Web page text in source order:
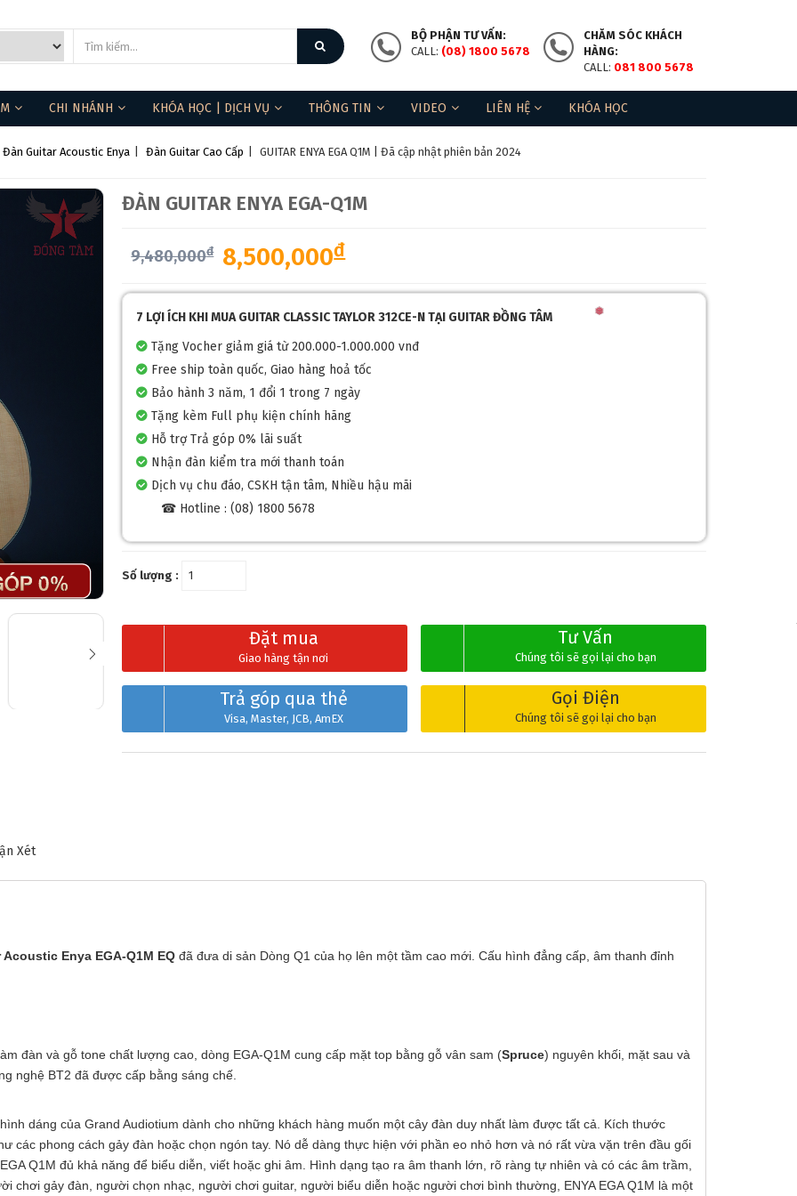
BỘ PHẬN TƯ VẤN:
CALL: (08) 1800 5678
CHĂM SÓC KHÁCH
HÀNG:
CALL: 081 800 5678
CHI NHÁNH KHÓA HỌC | DỊCH VỤ THÔNG TIN VIDEO LIÊN HỆ KHÓA HỌC
❄
❅
Đàn Guitar Acoustic Enya Đàn Guitar Cao Cấp GUITAR ENYA EGA Q1M | Đã cập nhật phiên bản 2024
ĐÀN GUITAR ENYA EGA-Q1M
9,480,000đ 8,500,000đ
7 LỢI ÍCH KHI MUA GUITAR CLASSIC TAYLOR 312CE-N TẠI GUITAR ĐỒNG TÂM
Tặng Vocher giảm giá từ 200.000-1.000.000 vnđ
Free ship toàn quốc, Giao hàng hoả tốc
Bảo hành 3 năm, 1 đổi 1 trong 7 ngày
Tặng kèm Full phụ kiện chính hãng
Hỗ trợ Trả góp 0% lãi suất
Nhận đàn kiểm tra mới thanh toán
Dịch vụ chu đáo, CSKH tận tâm, Nhiều hậu mãi
☎ Hotline : (08) 1800 5678
Số lượng :
Đặt mua
Giao hàng tận nơi
Tư Vấn
Chúng tôi sẽ gọi lại cho bạn
Trả góp qua thẻ
Visa, Master, JCB, AmEX
Gọi Điện
Chúng tôi sẽ gọi lại cho bạn
Xét
Acoustic Enya EGA-Q1M EQ đã đưa di sản Dòng Q1 của họ lên một tầm cao mới. Cấu hình đẳng cấp, âm thanh đỉnh
đàn và gỗ tone chất lượng cao, dòng EGA-Q1M cung cấp mặt top bằng gỗ vân sam (Spruce) nguyên khối, mặt sau và
nghệ BT2 đã được cấp bằng sáng chế.
dáng của Grand Audiotium dành cho những khách hàng muốn một cây đàn duy nhất làm được tất cả. Kích thước
các phong cách gảy đàn hoặc chọn ngón tay. Nó dễ dàng thực hiện với phần eo nhỏ hơn và nó rất vừa vặn trên đầu gối
Q1M đủ khả năng để biểu diễn, viết hoặc ghi âm. Hình dạng tạo ra âm thanh lớn, rõ ràng tự nhiên và có các âm trầm,
chơi gảy đàn, người chọn nhạc, người chơi guitar, người biểu diễn hoặc người chơi bình thường, ENYA EGA Q1M là một